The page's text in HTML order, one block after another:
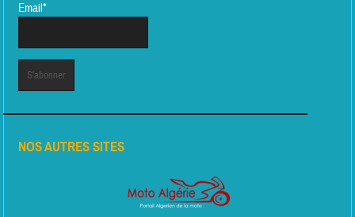
Email*
NOS AUTRES SITES